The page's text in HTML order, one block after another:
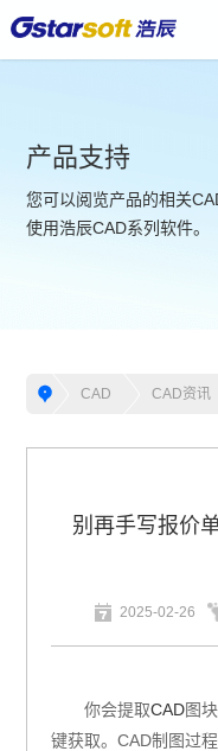
产品支持
您可以阅览产品的相关
使用浩辰CAD系列软件。
CAD CAD资讯
别再手写报价
2025-02-26
你会提取CAD图
键获取。CAD制图过